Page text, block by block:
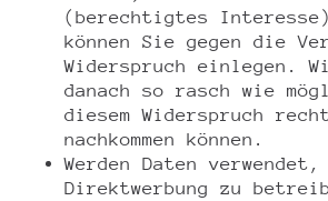
(berechtigtes
können Sie gegen die
Widerspruch einlegen.
danach so rasch wie
diesem Widerspruch
nachkommen können.
Werden Daten verwendet,
Direktwerbung zu